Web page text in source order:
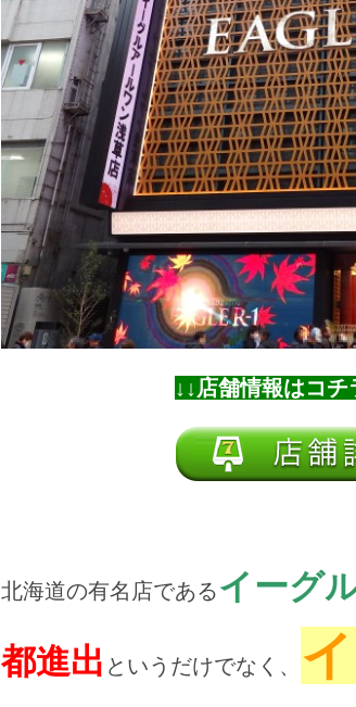
↓↓店舗情報はコ
北海道の有名店であるイーグ
都進出 というだけでなく、